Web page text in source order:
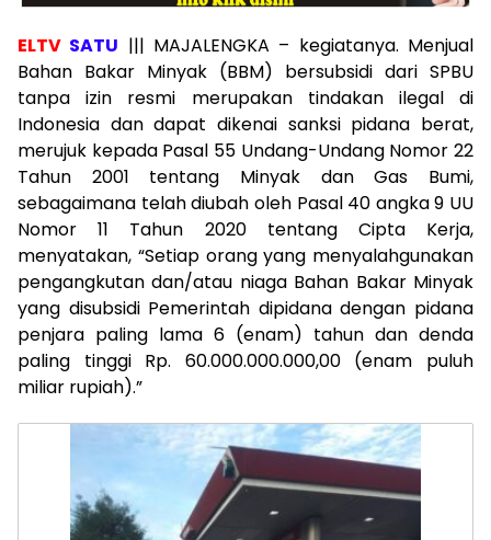
ELTV SATU ||| MAJALENGKA – kegiatanya. Menjual
Bahan Bakar Minyak (BBM) bersubsidi dari SPBU
tanpa izin resmi merupakan tindakan ilegal di
Indonesia dan dapat dikenai sanksi pidana berat,
merujuk kepada Pasal 55 Undang-Undang Nomor 22
Tahun 2001 tentang Minyak dan Gas Bumi,
sebagaimana telah diubah oleh Pasal 40 angka 9 UU
Nomor 11 Tahun 2020 tentang Cipta Kerja,
menyatakan, “Setiap orang yang menyalahgunakan
pengangkutan dan/atau niaga Bahan Bakar Minyak
yang disubsidi Pemerintah dipidana dengan pidana
penjara paling lama 6 (enam) tahun dan denda
paling tinggi Rp. 60.000.000.000,00 (enam puluh
miliar rupiah).”